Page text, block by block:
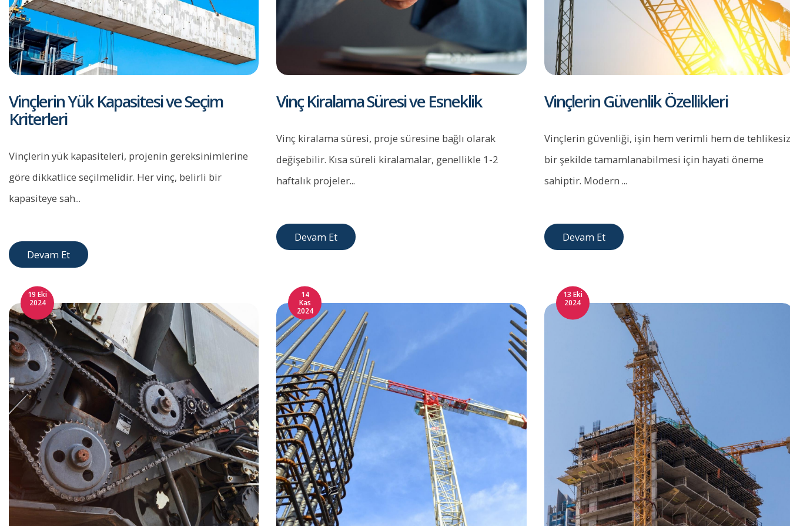
Vinçlerin Yük Kapasitesi ve Seçim
Kriterleri
Vinçlerin yük kapasiteleri, projenin gereksinimlerine
göre dikkatlice seçilmelidir. Her vinç, belirli bir
kapasiteye sah...
Devam Et
Vinç Kiralama Süresi ve Esneklik
Vinç kiralama süresi, proje süresine bağlı olarak
değişebilir. Kısa süreli kiralamalar, genellikle 1-2
haftalık projeler...
Devam Et
Vinçlerin Güvenlik Özellikleri
Vinçlerin güvenliği, işin hem verimli hem de tehlikesiz
bir şekilde tamamlanabilmesi için hayati öneme
sahiptir. Modern ...
Devam Et
19 Eki
2024
14
Kas
2024
13 Eki
2024